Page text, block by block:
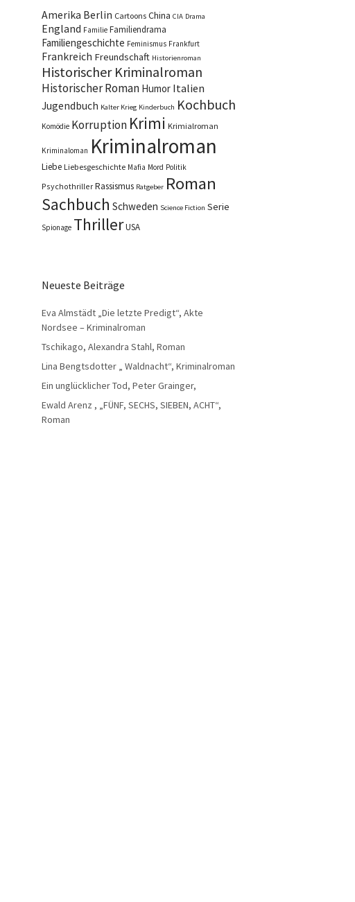
Amerika Berlin Cartoons China CIA Drama
England Familie Familiendrama
Familiengeschichte Feminismus Frankfurt
Frankreich Freundschaft Historienroman
Historischer Kriminalroman
Historischer Roman Humor Italien
Jugendbuch Kalter Krieg Kinderbuch Kochbuch
Komödie Korruption Krimi Krimialroman
Kriminaloman Kriminalroman
Liebe Liebesgeschichte Mafia Mord Politik
Psychothriller Rassismus Ratgeber Roman
Sachbuch Schweden Science Fiction Serie
Spionage ThrillerUSA
Neueste Beiträge
Eva Almstädt „Die letzte Predigt“, Akte
Nordsee – Kriminalroman
Tschikago, Alexandra Stahl, Roman
Lina Bengtsdotter „ Waldnacht“, Kriminalroman
Ein unglücklicher Tod, Peter Grainger,
Ewald Arenz , „FÜNF, SECHS, SIEBEN, ACHT“,
Roman